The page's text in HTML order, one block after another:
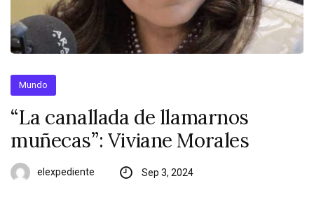
Mundo
“La canallada de llamarnos
muñecas”: Viviane Morales
elexpediente Sep 3, 2024